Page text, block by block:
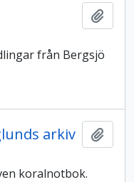
från Bergsjö
arkiv
koralnotbok.